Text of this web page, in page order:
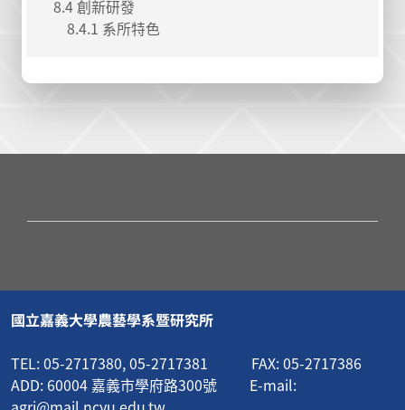
8.4 創新研發
8.4.1 系所特色
國立嘉義大學農藝學系暨研究所
TEL: 05-2717380, 05-2717381 FAX: 05-2717386
ADD: 60004 嘉義市學府路300號 E-mail: